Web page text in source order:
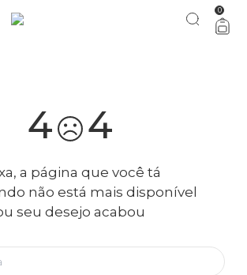
OFF pra comemorar com a gente aproveita! 0
4 4
a página que você tá
não está mais disponível
seu desejo acabou